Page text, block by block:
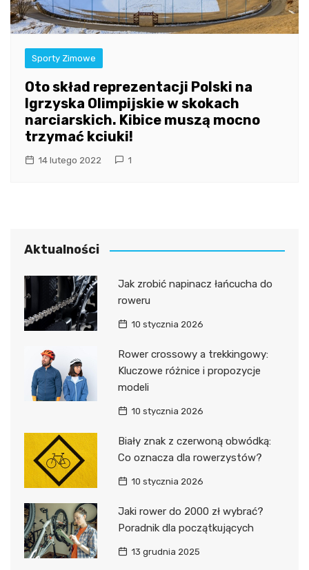
Sporty Zimowe
Oto skład reprezentacji Polski na
Igrzyska Olimpijskie w skokach
narciarskich. Kibice muszą mocno
trzymać kciuki!
14 lutego 2022 1
Aktualności
Jak zrobić napinacz łańcucha do
roweru
10 stycznia 2026
Rower crossowy a trekkingowy:
Kluczowe różnice i propozycje
modeli
10 stycznia 2026
Biały znak z czerwoną obwódką:
Co oznacza dla rowerzystów?
10 stycznia 2026
Jaki rower do 2000 zł wybrać?
Poradnik dla początkujących
13 grudnia 2025